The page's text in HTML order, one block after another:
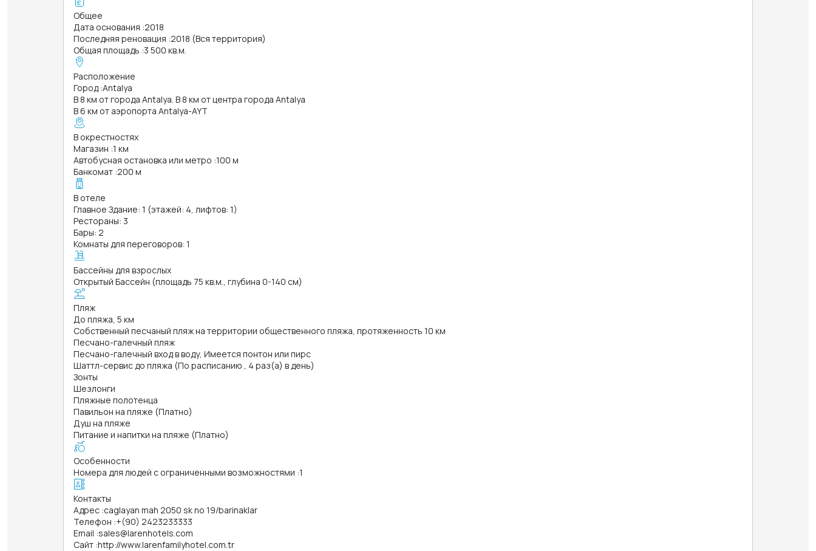
Общее
Дата основания :2018
Последняя реновация :2018 (Вся территория)
Общая площадь :3 500 кв.м.
Расположение
Город :Antalya
В 8 км от города Antalya. В 8 км от центра города Antalya
В 6 км от аэропорта Antalya-AYT
В окрестностях
Магазин :1 км
Автобусная остановка или метро :100 м
Банкомат :200 м
В отеле
Главное Здание: 1 (этажей: 4, лифтов: 1)
Рестораны: 3
Бары: 2
Комнаты для переговоров: 1
Бассейны для взрослых
Открытый Бассейн (площадь 75 кв.м., глубина 0-140 см)
Пляж
До пляжа, 5 км
Собственный песчаный пляж на территории общественного пляжа, протяженность 10 км
Песчано-галечный пляж
Песчано-галечный вход в воду, Имеется понтон или пирс
Шаттл-сервис до пляжа (По расписанию , 4 раз(а) в день)
Зонты
Шезлонги
Пляжные полотенца
Павильон на пляже (Платно)
Душ на пляже
Питание и напитки на пляже (Платно)
Особенности
Номера для людей с ограниченными возможностями :1
Контакты
Адрес :caglayan mah 2050 sk no 19/barinaklar
Телефон :+(90) 2423233333
Email :sales@larenhotels.com
Сайт :http://www.larenfamilyhotel.com.tr